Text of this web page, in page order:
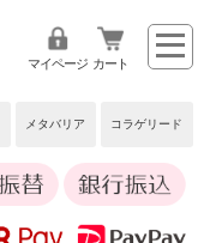
メタバリア コラゲリード
マイページ カート